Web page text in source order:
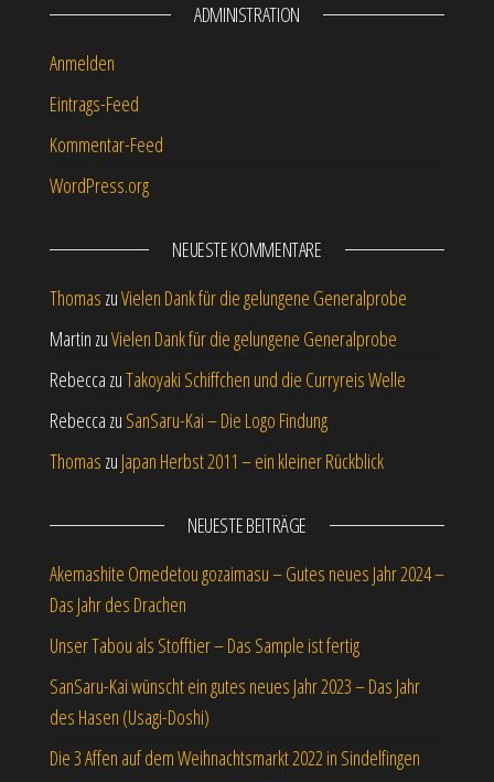
ADMINISTRATION
Anmelden
Eintrags-Feed
Kommentar-Feed
WordPress.org
NEUESTE KOMMENTARE
Thomas zuVielen Dank für die gelungene Generalprobe
Martin zuVielen Dank für die gelungene Generalprobe
Rebecca zuTakoyaki Schiffchen und die Curryreis Welle
Rebecca zu SanSaru-Kai – Die Logo Findung
Thomas zu Japan Herbst 2011 – ein kleiner Rückblick
NEUESTE BEITRÄGE
Akemashite Omedetou gozaimasu – Gutes neues Jahr 2024 –
Das Jahr des Drachen
Unser Tabou als Stofftier – Das Sample ist fertig
SanSaru-Kai wünscht ein gutes neues Jahr 2023 – Das Jahr
des Hasen (Usagi-Doshi)
Die 3 Affen auf dem Weihnachtsmarkt 2022 in Sindelfingen